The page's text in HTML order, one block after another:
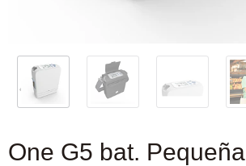
One G5 bat. Pequeña